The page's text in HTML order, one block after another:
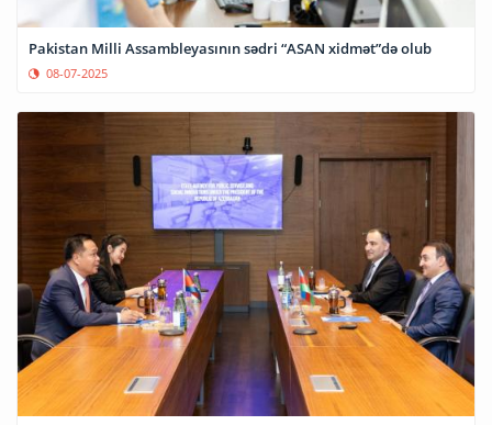
Pakistan Milli Assambleyasının sədri “ASAN xidmət”də olub
08-07-2025